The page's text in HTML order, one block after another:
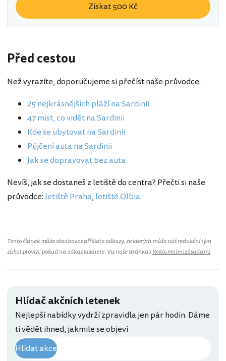
Získat 500 Kč
Před cestou
Než vyrazíte, doporučujeme si přečíst naše průvodce:
25 nejkrásnějších pláží na Sardinii
47 míst, co vidět na Sardinii
Kde se ubytovat na Sardinii
Půjčení auta na Sardinii
Jak se dopravovat bez auta
Nevíš, jak se dostaneš z letiště do centra? Přečti si naše
průvodce: letiště Praha, letiště Olbia.
Tento článek může obsahovat affiliate odkazy, ze kterých může náš redakční tým
získat provizi, pokud na odkaz kliknete. Viz naše stránka sReklamními zásadami.
Hlídač akčních letenek
Nejlepší nabídky vydrží zpravidla jen pár hodin. Dáme
ti vědět ihned, jakmile se objeví
Hlídat akce